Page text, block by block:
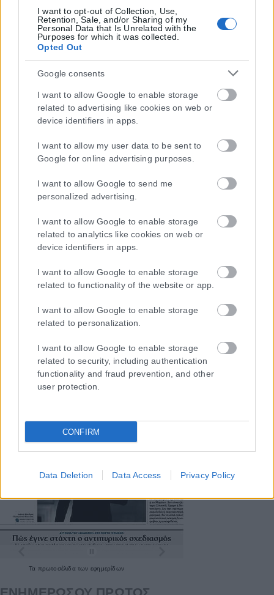
I want to opt-out of Collection, Use,
Retention, Sale, and/or Sharing of my
Personal Data that Is Unrelated with the
Purposes for which it was collected.
Opted Out
Google consents
I want to allow Google to enable storage
related to advertising like cookies on web or
device identifiers in apps.
I want to allow my user data to be sent to
Google for online advertising purposes.
I want to allow Google to send me
personalized advertising.
I want to allow Google to enable storage
related to analytics like cookies on web or
device identifiers in apps.
I want to allow Google to enable storage
related to functionality of the website or app.
I want to allow Google to enable storage
related to personalization.
I want to allow Google to enable storage
related to security, including authentication
functionality and fraud prevention, and other
user protection.
CONFIRM
Data Deletion Data Access Privacy Policy
Η εταιρεία με την επωνυμία “POLITICAL MEDIA GROUP A.E.” και κατ’
επέκταση η ιστοσελίδα που κατέχει αυτή “www.karfitsa.gr”
συμμορφώνονται με τη Σύσταση (ΕΕ) 2018/334 της Επιτροπής της
1ης Μαρτίου 2018 σχετικά με τα μέτρα για την αποτελεσματική
αντιμετώπιση του παράνομου περιεχομένου στο διαδίκτυο (L 63).
Μοναδικός αριθμός Μ.Η.Τ. 262048
Τα πρωτοσέλιδατων εφημερίδων